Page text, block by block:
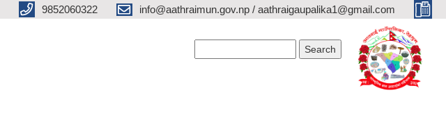
9852060322 info@aathraimun.gov.np / aathraigaupalika1@gmail.com